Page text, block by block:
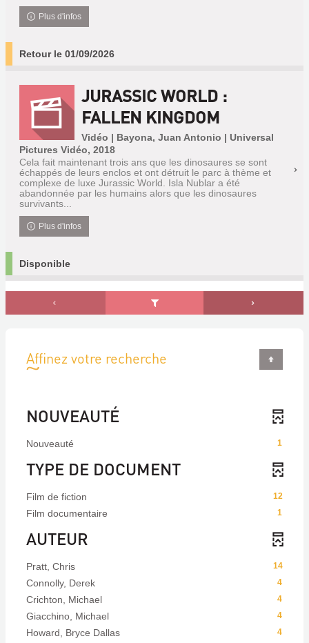
Plus d'infos
Retour le 01/09/2026
JURASSIC WORLD :
FALLEN KINGDOM
Vidéo | Bayona, Juan Antonio | Universal
Pictures Vidéo, 2018
Cela fait maintenant trois ans que les dinosaures se sont
échappés de leurs enclos et ont détruit le parc à thème et
complexe de luxe Jurassic World. Isla Nublar a été
abandonnée par les humains alors que les dinosaures
survivants...
Plus d'infos
Disponible
Affinez votre recherche
NOUVEAUTÉ
1
Nouveauté
TYPE DE DOCUMENT
12
Film de fiction
1
Film documentaire
AUTEUR
14
Pratt, Chris
4
Connolly, Derek
4
Crichton, Michael
4
Giacchino, Michael
4
Howard, Bryce Dallas